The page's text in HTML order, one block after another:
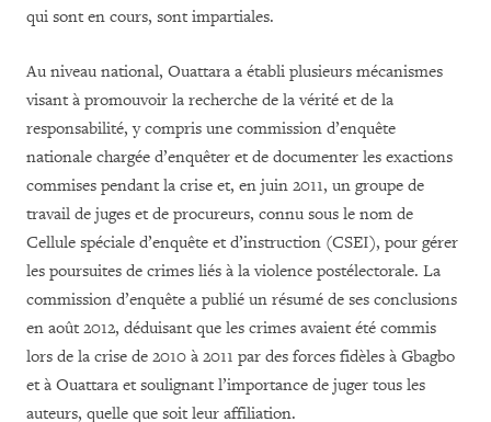
qui sont en cours, sont impartiales.
Au niveau national, Ouattara a établi plusieurs mécanismes
visant à promouvoir la recherche de la vérité et de la
responsabilité, y compris une commission d’enquête
nationale chargée d’enquêter et de documenter les exactions
commises pendant la crise et, en juin 2011, un groupe de
travail de juges et de procureurs, connu sous le nom de
Cellule spéciale d’enquête et d’instruction (CSEI), pour gérer
les poursuites de crimes liés à la violence postélectorale. La
commission d’enquête a publié un résumé de ses conclusions
en août 2012, déduisant que les crimes avaient été commis
lors de la crise de 2010 à 2011 par des forces fidèles à Gbagbo
et à Ouattara et soulignant l’importance de juger tous les
auteurs, quelle que soit leur affiliation.